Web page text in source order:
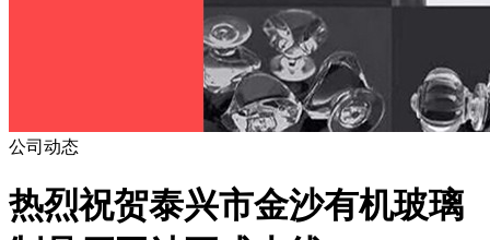
公司动态
热烈祝贺泰兴市金沙有机玻璃